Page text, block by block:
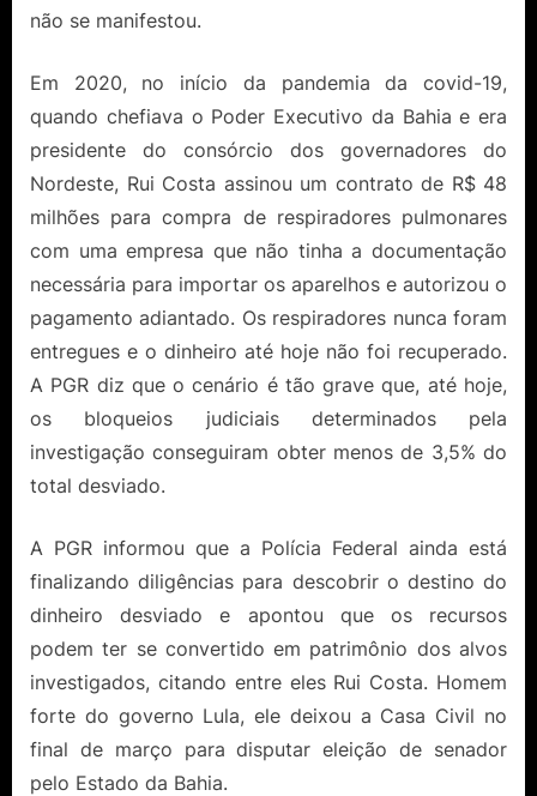
não se manifestou.
Em 2020, no início da pandemia da covid-19,
quando chefiava o Poder Executivo da Bahia e era
presidente do consórcio dos governadores do
Nordeste, Rui Costa assinou um contrato de R$ 48
milhões para compra de respiradores pulmonares
com uma empresa que não tinha a documentação
necessária para importar os aparelhos e autorizou o
pagamento adiantado. Os respiradores nunca foram
entregues e o dinheiro até hoje não foi recuperado.
A PGR diz que o cenário é tão grave que, até hoje,
os bloqueios judiciais determinados pela
investigação conseguiram obter menos de 3,5% do
total desviado.
A PGR informou que a Polícia Federal ainda está
finalizando diligências para descobrir o destino do
dinheiro desviado e apontou que os recursos
podem ter se convertido em patrimônio dos alvos
investigados, citando entre eles Rui Costa. Homem
forte do governo Lula, ele deixou a Casa Civil no
final de março para disputar eleição de senador
pelo Estado da Bahia.